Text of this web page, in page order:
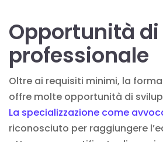
Opportunità
professionale
Oltre ai requisiti minimi, la
offre molte opportunità di
La specializzazione come
riconosciuto per raggiungere